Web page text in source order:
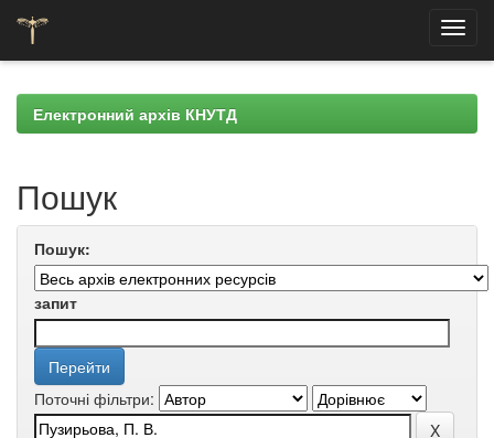
navigationЕлектронний архів КНУТД
Пошук
Пошук:
запит
Поточні фільтри: